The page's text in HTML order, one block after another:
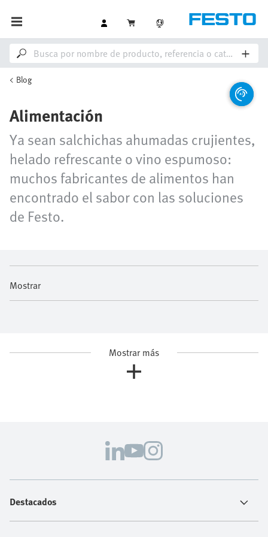
Blog
Alimentación
Ya sean salchichas ahumadas crujientes,
helado refrescante o vino espumoso:
muchos fabricantes de alimentos han
encontrado el sabor con las soluciones
de Festo.
Mostrar
Mostrar más
Destacados